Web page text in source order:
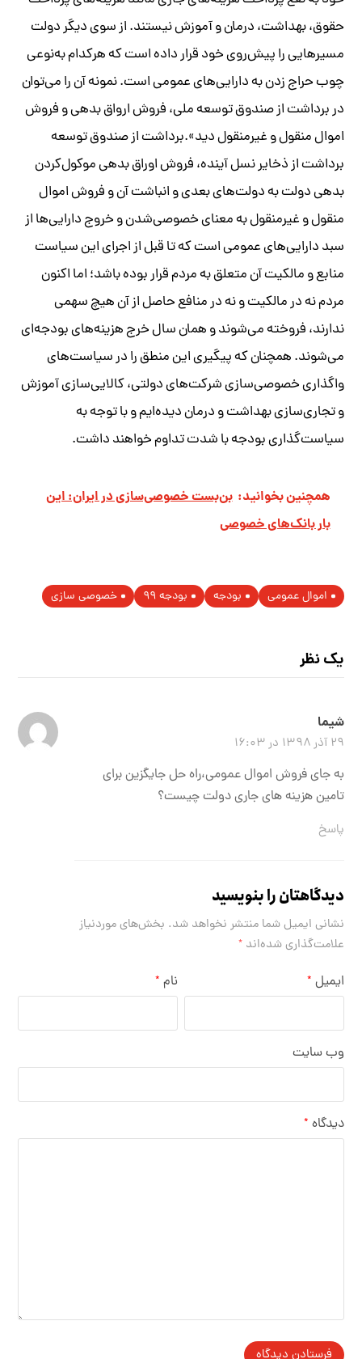
حقوق، بهداشت، درمان و آموزش نیستند. از سوی دیگر دولت
مسیرهایی را پیش‌روی خود قرار داده است که هرکدام به‌‌نوعی
چوب حراج ‌زدن به دارایی‌های عمومی است. نمونه آن را می‌توان
در برداشت از صندوق توسعه ملی، فروش ارواق بدهی و فروش
اموال منقول و غیر‌منقول دید».برداشت از صندوق توسعه
برداشت از ذخایر نسل آینده، فروش اوراق بدهی موکول‌کردن
بدهی دولت به دولت‌های بعدی و انباشت آن و فروش اموال
منقول و غیر‌منقول به ‌معنای خصوصی‌شدن و خروج دارایی‌ها از
سبد دارایی‌های عمومی است که تا قبل از اجرای این سیاست
منابع و مالکیت آن متعلق به مردم قرار بوده باشد؛ اما اکنون
مردم نه در مالکیت و نه در منافع حاصل از آن هیچ سهمی
ندارند، فروخته می‌شوند و همان سال خرج هزینه‌های بودجه‌ای
می‌شوند. همچنان که پیگیری این منطق را در سیاست‌های
واگذاری خصوصی‌سازی شرکت‌های دولتی، کالایی‌سازی آموزش
و تجاری‌سازی بهداشت و درمان دیده‌ایم و با توجه به
سیاست‌گذاری بودجه با شدت تداوم خواهند داشت.
همچنین بخوانید: بن‌بست خصوصی‌سازی در ایران: این
بار بانک‌های خصوصی
اموال عمومی بودجه بودجه ۹۹ خصوصی سازی
یک نظر
شیما
۲۹ آذر ۱۳۹۸ در ۱۶:۰۳
به جای فروش اموال عمومی،راه حل جایگزین برای
تامین هزینه های جاری دولت چیست؟
پاسخ
دیدگاهتان را بنویسید
نشانی ایمیل شما منتشر نخواهد شد. بخش‌های موردنیاز
علامت‌گذاری شده‌اند*
نام * ایمیل *
وب‌ سایت
دیدگاه *